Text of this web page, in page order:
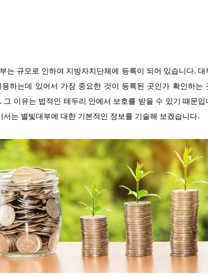
는 규모로 인하여 지방자치단체에 등록이 되어 있습니다. 대
용하는데 있어서 가장 중요한 것이 등록된 곳인가 확인하는
그 이유는 법적인 테두리 안에서 보호를 받을 수 있기 때문입
서는 별빛대부에 대한 기본적인 정보를 기술해 보겠습니다.